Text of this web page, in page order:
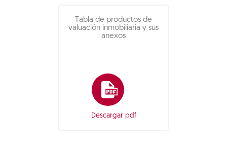
Tabla de productos de
valuación inmobiliaria y sus
anexos
Descargar pdf